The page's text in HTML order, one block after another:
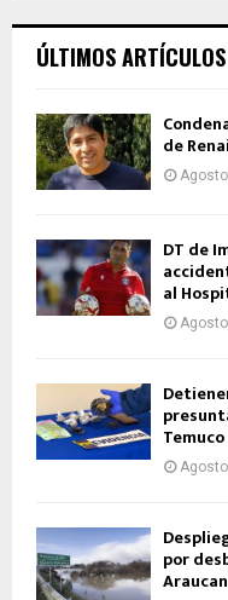
ÚLTIMOS ARTÍCULOS
de
DT de
al
Temuco
por